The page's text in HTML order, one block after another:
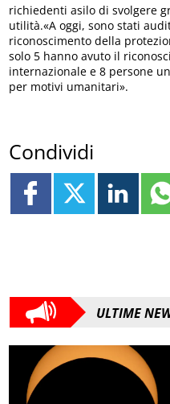
richiedenti asilo di svolgere
utilità.«A oggi, sono stati
riconoscimento della
solo 5 hanno avuto il
internazionale e 8 persone
per motivi umanitari».
Condividi
ULTIME